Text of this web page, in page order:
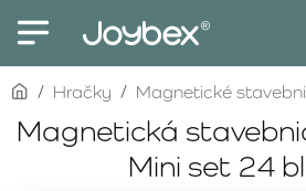
Magnetická
Mini set 24
homeHračky Magnetické